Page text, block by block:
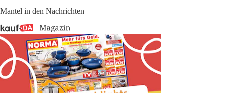
Mantel in den Nachrichten